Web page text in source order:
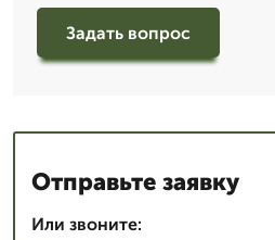
Задать вопрос
Отправьте заявку
Или звоните: